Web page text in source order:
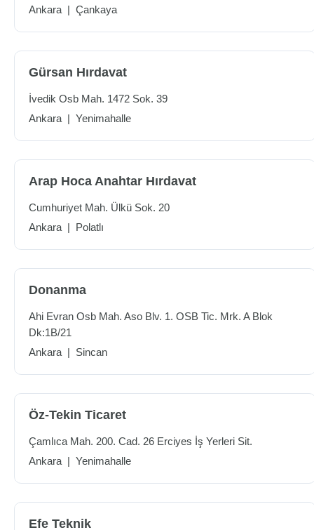
Ankara | Çankaya
Gürsan Hırdavat
İvedik Osb Mah. 1472 Sok. 39
Ankara | Yenimahalle
Arap Hoca Anahtar Hırdavat
Cumhuriyet Mah. Ülkü Sok. 20
Ankara | Polatlı
Donanma
Ahi Evran Osb Mah. Aso Blv. 1. OSB Tic. Mrk. A Blok
Dk:1B/21
Ankara | Sincan
Öz-Tekin Ticaret
Çamlıca Mah. 200. Cad. 26 Erciyes İş Yerleri Sit.
Ankara | Yenimahalle
Efe Teknik